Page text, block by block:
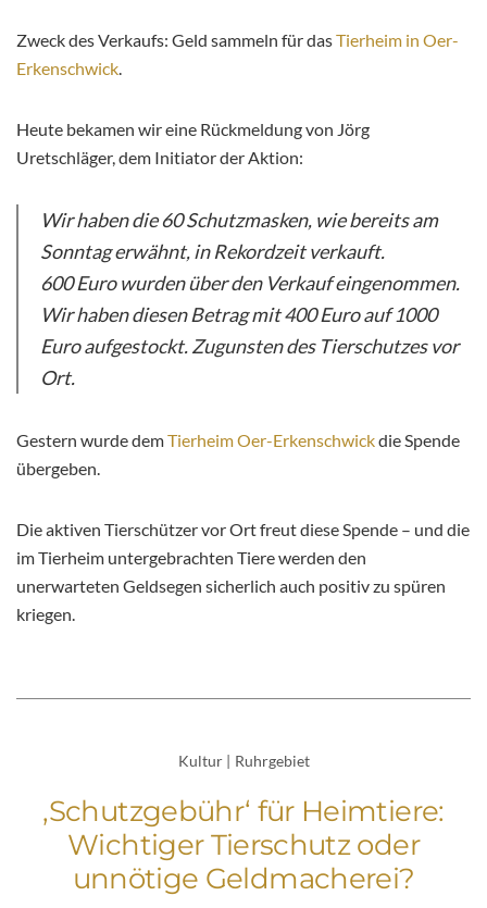
Zweck des Verkaufs: Geld sammeln für dasTierheim in Oer-
Erkenschwick
Heute bekamen wir eine Rückmeldung von Jörg
Uretschläger, dem Initiator der Aktion:
Wir haben die 60 Schutzmasken, wie bereits am
Sonntag erwähnt, in Rekordzeit verkauft.
600 Euro wurden über den Verkauf eingenommen.
Wir haben diesen Betrag mit 400 Euro auf 1000
Euro aufgestockt. Zugunsten des Tierschutzes vor
Ort.
Gestern wurde demTierheim Oer-Erkenschwickdie Spende
übergeben.
Die aktiven Tierschützer vor Ort freut diese Spende – und die
im Tierheim untergebrachten Tiere werden den
unerwarteten Geldsegen sicherlich auch positiv zu spüren
kriegen.
Kultur | Ruhrgebiet
‚Schutzgebühr‘ für Heimtiere:
Wichtiger Tierschutz oder
unnötige Geldmacherei?